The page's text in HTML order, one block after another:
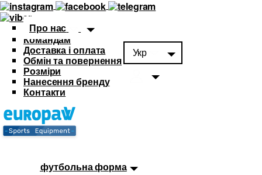
Про нас
Командам
Доставка і оплата
Обмін та повернення
Розміри
Нанесення бренду
Контакти
Укр
Дитяча футбольна форма